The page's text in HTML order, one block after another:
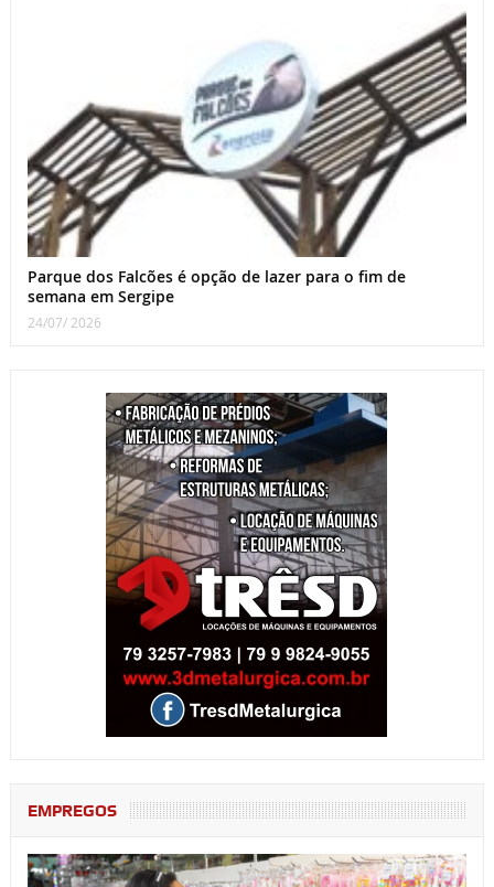
Parque dos Falcões é opção de lazer para o fim de
semana em Sergipe
24/07/ 2026
EMPREGOS